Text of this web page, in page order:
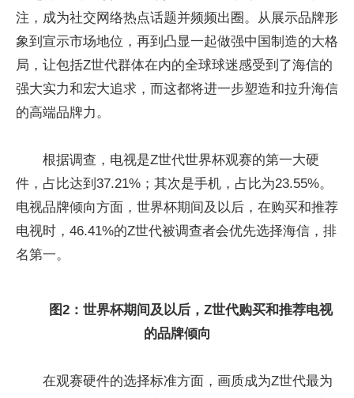
注，成为社交网络热点话题并频频出圈。从展示品牌形
象到宣示市场地位，再到凸显一起做强中国制造的大格
局，让包括Z世代群体在内的全球球迷感受到了海信的
强大实力和宏大追求，而这都将进一步塑造和拉升海信
的高端品牌力。
根据调查，电视是Z世代世界杯观赛的第一大硬
件，占比达到37.21%；其次是手机，占比为23.55%。
电视品牌倾向方面，世界杯期间及以后，在购买和推荐
电视时，46.41%的Z世代被调查者会优先选择海信，排
名第一。
图2：世界杯期间及以后， Z世代购买和推荐电视
的品牌倾向
在观赛硬件的选择标准方面，画质成为Z世代最为